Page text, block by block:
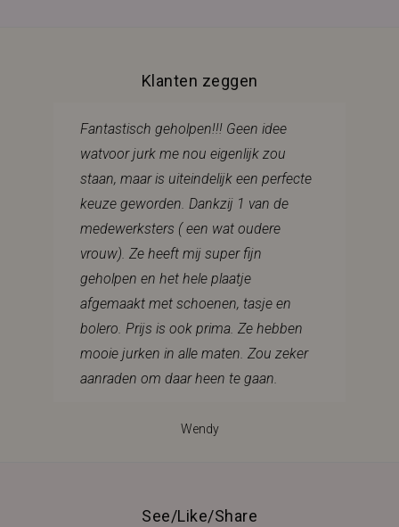
Klanten zeggen
Fantastisch geholpen!!! Geen idee
watvoor jurk me nou eigenlijk zou
staan, maar is uiteindelijk een perfecte
keuze geworden. Dankzij 1 van de
medewerksters ( een wat oudere
vrouw). Ze heeft mij super fijn
geholpen en het hele plaatje
afgemaakt met schoenen, tasje en
bolero. Prijs is ook prima. Ze hebben
mooie jurken in alle maten. Zou zeker
aanraden om daar heen te gaan.
Wendy
See/Like/Share